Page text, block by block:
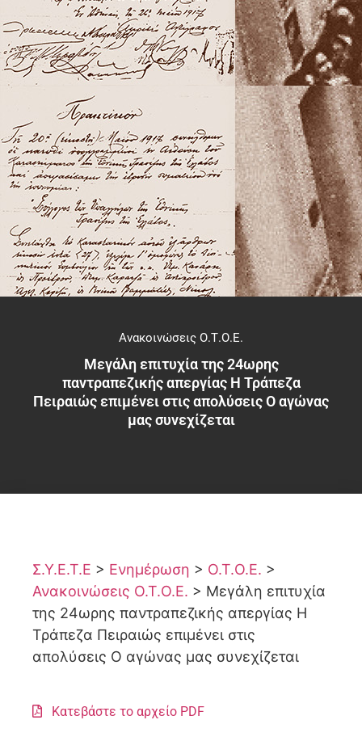
Ανακοινώσεις Ο.Τ.Ο.Ε.
Μεγάλη επιτυχία της 24ωρης
παντραπεζικής απεργίας H Τράπεζα
Πειραιώς επιμένει στις απολύσεις Ο αγώνας
μας συνεχίζεται
Σ.Υ.Ε.Τ.Ε > Ενημέρωση > Ο.Τ.Ο.Ε. >
Ανακοινώσεις Ο.Τ.Ο.Ε. > Μεγάλη επιτυχία
της 24ωρης παντραπεζικής απεργίας H
Τράπεζα Πειραιώς επιμένει στις
απολύσεις Ο αγώνας μας συνεχίζεται
Κατεβάστε το αρχείο PDF